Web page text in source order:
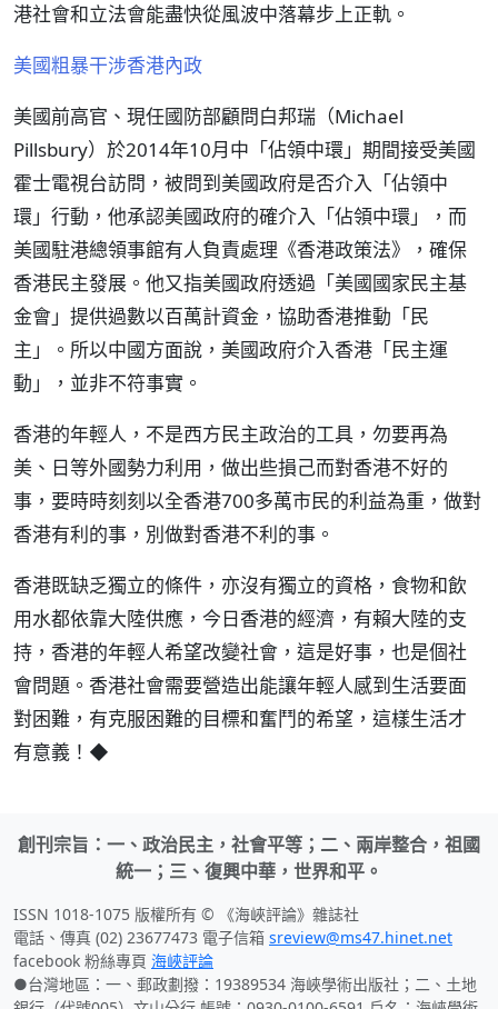
港社會和立法會能盡快從風波中落幕步上正軌。
美國粗暴干涉香港內政
美國前高官、現任國防部顧問白邦瑞（Michael
Pillsbury）於2014年10月中「佔領中環」期間接受美國
霍士電視台訪問，被問到美國政府是否介入「佔領中
環」行動，他承認美國政府的確介入「佔領中環」，而
美國駐港總領事館有人負責處理《香港政策法》，確保
香港民主發展。他又指美國政府透過「美國國家民主基
金會」提供過數以百萬計資金，協助香港推動「民
主」。所以中國方面說，美國政府介入香港「民主運
動」，並非不符事實。
香港的年輕人，不是西方民主政治的工具，勿要再為
美、日等外國勢力利用，做出些損己而對香港不好的
事，要時時刻刻以全香港700多萬市民的利益為重，做對
香港有利的事，別做對香港不利的事。
香港既缺乏獨立的條件，亦沒有獨立的資格，食物和飲
用水都依靠大陸供應，今日香港的經濟，有賴大陸的支
持，香港的年輕人希望改變社會，這是好事，也是個社
會問題。香港社會需要營造出能讓年輕人感到生活要面
對困難，有克服困難的目標和奮鬥的希望，這樣生活才
有意義！◆
創刊宗旨：一、政治民主，社會平等；二、兩岸整合，祖國
統一；三、復興中華，世界和平。
ISSN 1018-1075 版權所有 © 《海峽評論》雜誌社
電話、傳真 (02) 23677473 電子信箱 sreview@ms47.hinet.net
facebook 粉絲專頁 海峽評論
●台灣地區：一、郵政劃撥：19389534 海峽學術出版社；二、土地